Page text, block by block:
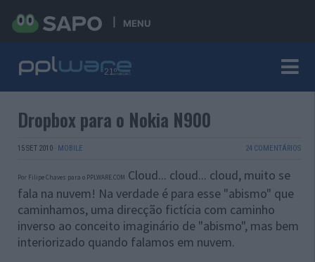
MENU
Dropbox para o Nokia N900
15 SET 2010 · MOBILE 24 COMENTÁRIOS
Por Filipe Chaves para o PPLWARE.COM Cloud... cloud... cloud, muito se
fala na nuvem! Na verdade é para esse "abismo" que
caminhamos, uma direcção fictícia com caminho
inverso ao conceito imaginário de "abismo", mas bem
interiorizado quando falamos em nuvem.